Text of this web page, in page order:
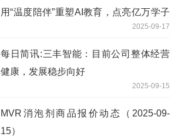
用“温度陪伴”重塑AI教育，点亮亿万学子
2025-09-17
每日简讯:三丰智能：目前公司整体经营
健康，发展稳步向好
2025-09-15
MVR消泡剂商品报价动态（2025-09-
15）